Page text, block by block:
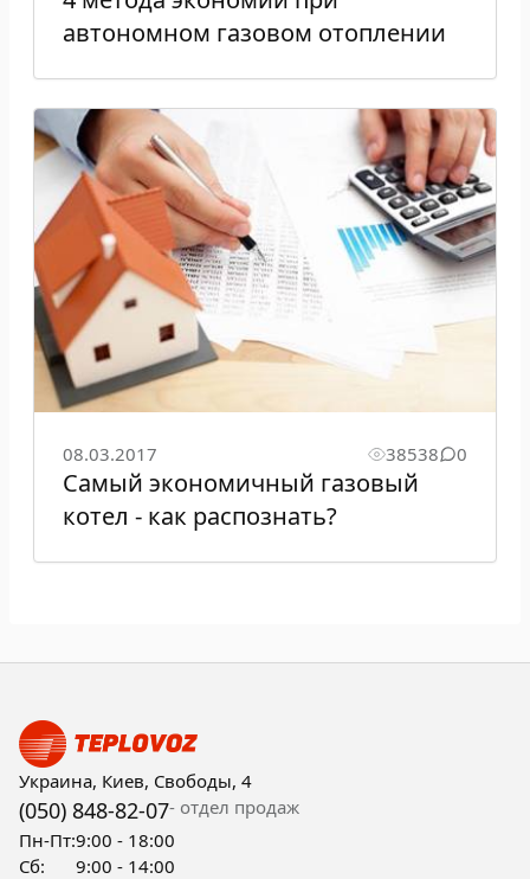
автономном газовом отоплении
08.03.2017 38538 0
Самый экономичный газовый
котел - как распознать?
Украина, Киев, Свободы, 4
(050) 848-82-07- отдел продаж
Пн-Пт:9:00 - 18:00
Сб:
9:00 - 14:00